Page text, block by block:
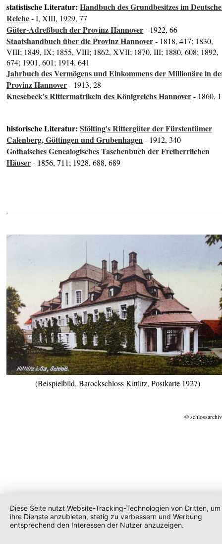
statistische Literatur:Handbuch des Grundbesitzes im
Reiche- I, XIII, 1929, 77
Güter-Adreßbuch der Provinz Hannover- 1922, 66
Staatshandbuch über die Provinz Hannover- 1818, 417; 1830,
VIII; 1849, IX; 1855, VIII; 1862, XVII; 1870, III; 1880, 608; 1892,
674; 1901, 601; 1914, 641
Jahrbuch des Vermögens und Einkommens der Millionäre in
Provinz Hannover- 1913, 28
Knesebeck's Rittermatrikeln des Königreichs Hannover- 1860,
historische Literatur:Stölting's Rittergüter der Fürstentümer
Calenberg, Göttingen und Grubenhagen- 1912, 340
Gothaisches Genealogisches Taschenbuch der Freiherrlichen
Häuser- 1856, 711; 1928, 688, 689
(Beispielbild, Barockschloss Kittlitz, Postkarte 1927)
©
Diese Seite nutzt Website-Tracking-Technologien von Dritten, um
ihre Dienste anzubieten, stetig zu verbessern und Werbung
entsprechend den Interessen der Nutzer anzuzeigen.